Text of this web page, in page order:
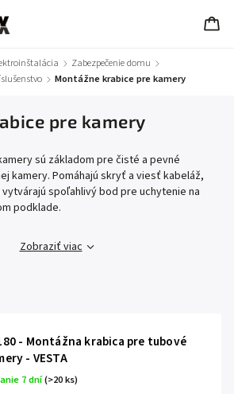
/ Zabezpečenie domu /
/ Montážne krabice pre kamery
pre kamery
sú základom pre čisté a pevné
kamery. Pomáhajú skryť a viesť kabeláž,
spoľahlivý bod pre uchytenie na
podklade.
Zobraziť viac
- Montážna krabica pre tubové
- VESTA
7 dní(>20 ks)